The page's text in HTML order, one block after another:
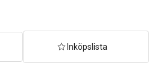
Inköpslista